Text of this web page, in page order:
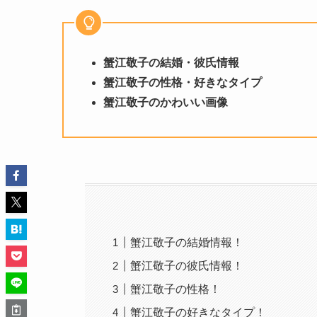
蟹江敬子の結婚・彼氏情報
蟹江敬子の性格・好きなタイプ
蟹江敬子のかわいい画像
蟹江敬子の結婚情報！
蟹江敬子の彼氏情報！
蟹江敬子の性格！
蟹江敬子の好きなタイプ！